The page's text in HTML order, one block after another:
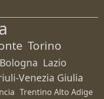
Torino
Bologna Lazio
Venezia Giulia
Trentino Alto Adige